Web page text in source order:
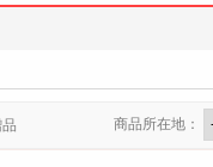
商品所在地：